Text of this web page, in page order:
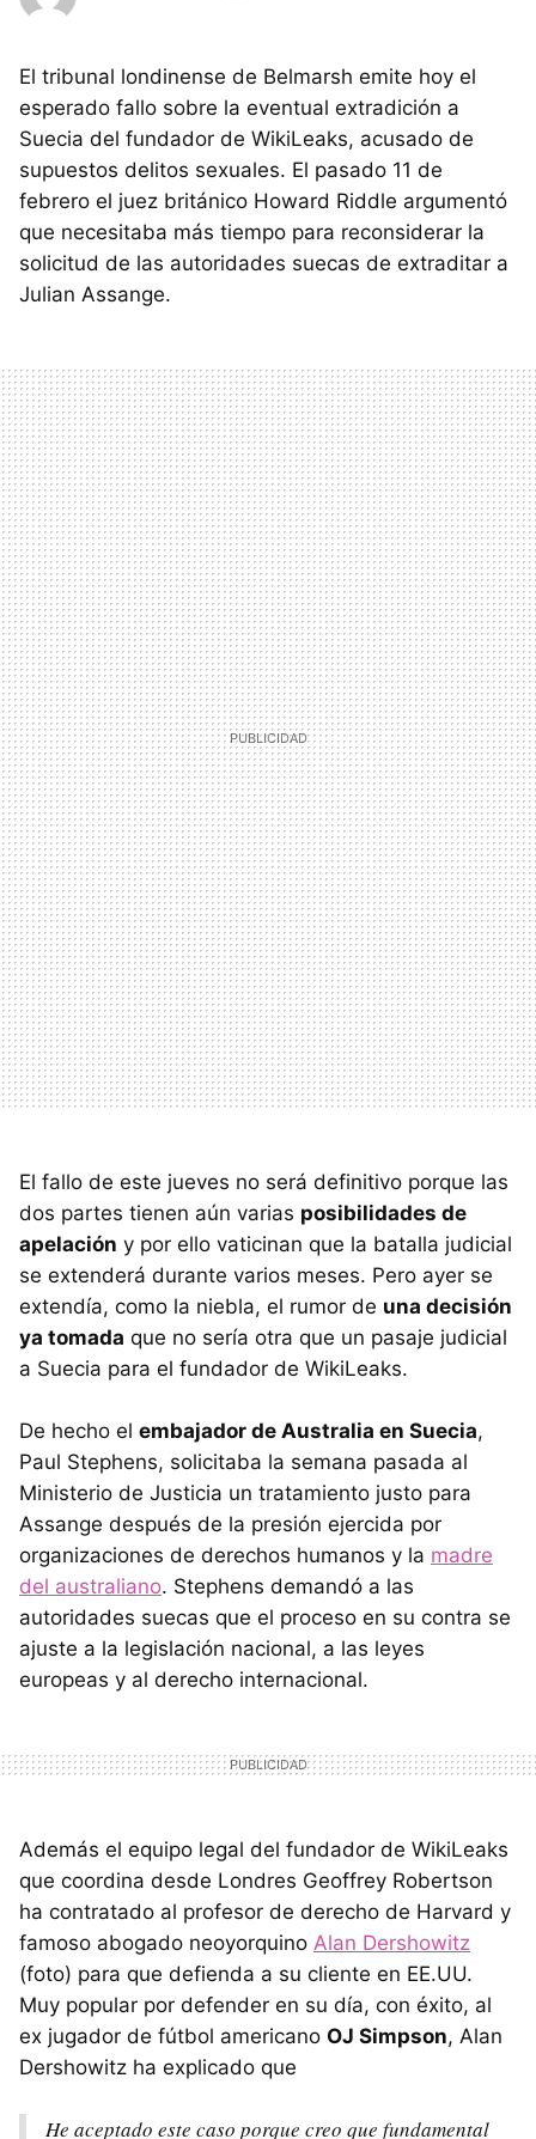
El tribunal londinense de Belmarsh emite hoy el
esperado fallo sobre la eventual extradición a
Suecia del fundador de WikiLeaks, acusado de
supuestos delitos sexuales. El pasado 11 de
febrero el juez británico Howard Riddle argumentó
que necesitaba más tiempo para reconsiderar la
solicitud de las autoridades suecas de extraditar a
Julian Assange.
El fallo de este jueves no será definitivo porque las
dos partes tienen aún varias posibilidades de
apelación y por ello vaticinan que la batalla judicial
se extenderá durante varios meses. Pero ayer se
extendía, como la niebla, el rumor de una decisión
ya tomada que no sería otra que un pasaje judicial
a Suecia para el fundador de WikiLeaks.
De hecho el embajador de Australia en Suecia,
Paul Stephens, solicitaba la semana pasada al
Ministerio de Justicia un tratamiento justo para
Assange después de la presión ejercida por
organizaciones de derechos humanos y la madre
del australiano. Stephens demandó a las
autoridades suecas que el proceso en su contra se
ajuste a la legislación nacional, a las leyes
europeas y al derecho internacional.
Además el equipo legal del fundador de WikiLeaks
que coordina desde Londres Geoffrey Robertson
ha contratado al profesor de derecho de Harvard y
famoso abogado neoyorquino Alan Dershowitz
(foto) para que defienda a su cliente en EE.UU.
Muy popular por defender en su día, con éxito, al
ex jugador de fútbol americano OJ Simpson, Alan
Dershowitz ha explicado que
He aceptado este caso porque creo que fundamental